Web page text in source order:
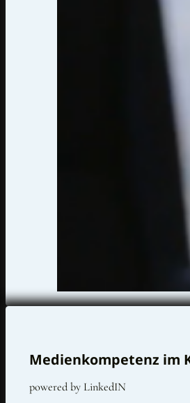
Medienkompetenz im
powered by LinkedIN